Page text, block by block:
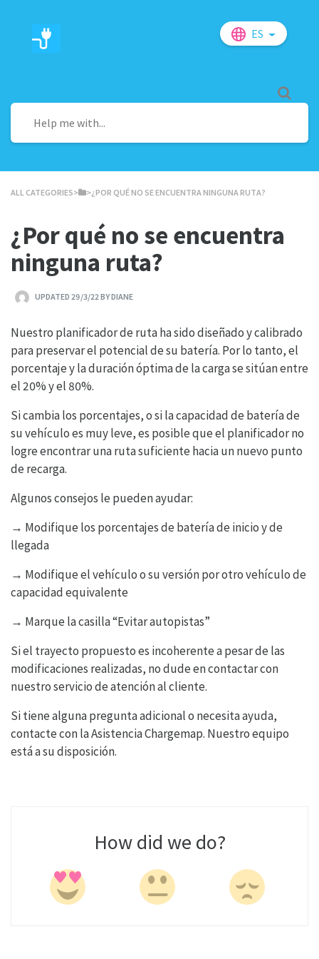
ES
ALL CATEGORIES​>​ ​>​ ¿POR QUÉ NO SE ENCUENTRA NINGUNA RUTA?
¿Por qué no se encuentra
ninguna ruta?
UPDATED 29/3/22 BY DIANE
Nuestro planificador de ruta ha sido diseñado y calibrado
para preservar el potencial de su batería. Por lo tanto, el
porcentaje y la duración óptima de la carga se sitúan entre
el 20% y el 80%.
Si cambia los porcentajes, o si la capacidad de batería de
su vehículo es muy leve, es posible que el planificador no
logre encontrar una ruta suficiente hacia un nuevo punto
de recarga.
Algunos consejos le pueden ayudar:
→ Modifique los porcentajes de batería de inicio y de
llegada
→ Modifique el vehículo o su versión por otro vehículo de
capacidad equivalente
→ Marque la casilla “Evitar autopistas”
Si el trayecto propuesto es incoherente a pesar de las
modificaciones realizadas, no dude en contactar con
nuestro servicio de atención al cliente.
Si tiene alguna pregunta adicional o necesita ayuda,
contacte con la Asistencia Chargemap. Nuestro equipo
está a su disposición.
How did we do?